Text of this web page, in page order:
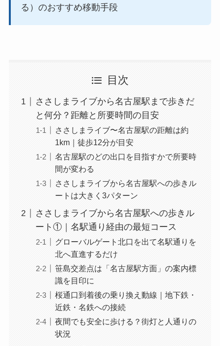
る）のおすすめ移動手段
目次
ささしまライブから名古屋駅まで歩きだ
と何分？距離と所要時間の目安
ささしまライブ〜名古屋駅の距離は約
1km｜徒歩12分が目安
名古屋駅のどの出口を目指すかで所要時
間が変わる
ささしまライブから名古屋駅への歩きル
ートは大きく3パターン
ささしまライブから名古屋駅への歩きル
ート①｜名駅通り経由の最短コース
グローバルゲート北口を出て名駅通りを
北へ直進するだけ
笹島交差点は「名古屋駅方面」の案内標
識を目印に
桜通口到着後の乗り換え動線｜地下鉄・
近鉄・名鉄への接続
夜間でも安全に歩ける？街灯と人通りの
状況